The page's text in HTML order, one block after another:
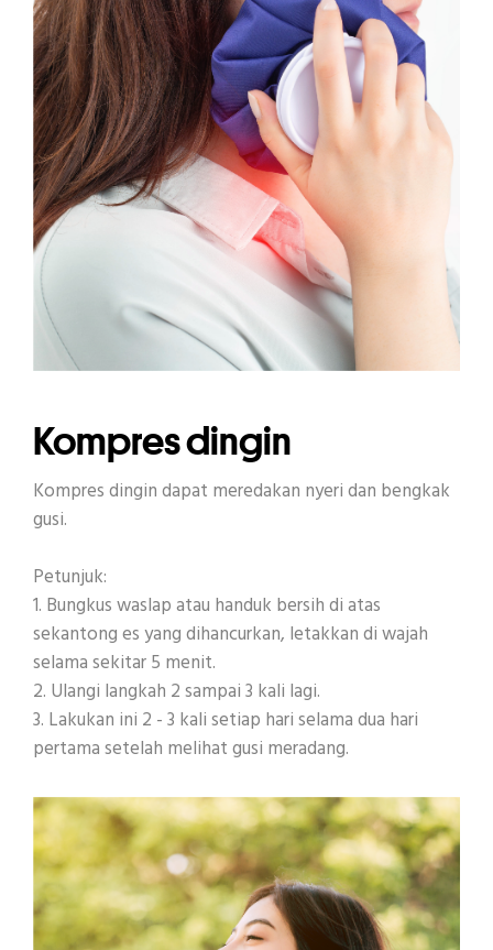
Kompres dingin
Kompres dingin dapat meredakan nyeri dan bengkak
gusi.
Petunjuk:
1. Bungkus waslap atau handuk bersih di atas
sekantong es yang dihancurkan, letakkan di wajah
selama sekitar 5 menit.
2. Ulangi langkah 2 sampai 3 kali lagi.
3. Lakukan ini 2 - 3 kali setiap hari selama dua hari
pertama setelah melihat gusi meradang.